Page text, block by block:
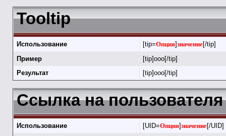
Tooltip
Использование [tip=Опция]значение[/tip]
Пример
[tip]ооо[/tip]
Результат
[tip]ооо[/tip]
Ссылка на пользователя
Использование [UID=Опция]значение[/UID]